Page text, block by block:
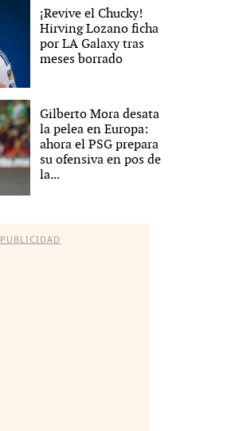
¡Revive el Chucky!
Hirving Lozano ficha
por LA Galaxy tras
meses borrado
Gilberto Mora desata
la pelea en Europa:
ahora el PSG prepara
su ofensiva en pos de
la...
PUBLICIDAD